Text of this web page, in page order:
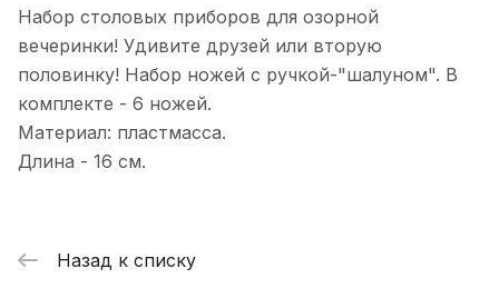
Набор столовых приборов для озорной
вечеринки! Удивите друзей или вторую
половинку! Набор ножей с ручкой-"шалуном". В
комплекте - 6 ножей.
Материал: пластмасса.
Длина - 16 см.
Назад к списку